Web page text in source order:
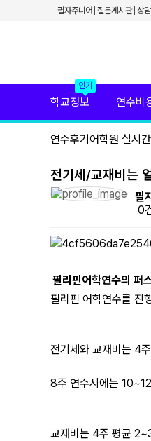
필자주니어 질문게시판 상
필자닷컴 프리미엄 서비스
필자닷컴 현지 사무실
필자닷컴 이벤트
필리핀 출국준비
필리핀 조기유학
필리핀 연계연수
인기
학교정보 연수비
연수후기어학원 실시
전기세/교재비는
필
0
필리핀어학연수의 퍼
필리핀 어학연수를 진
전기세와 교재비는 4
8주 연수시에는
교재비는 4주 평균